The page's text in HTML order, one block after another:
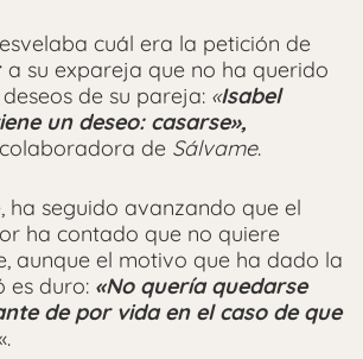
cuál era la petición de
a su expareja que no ha querido
de su pareja: «Isabel
un deseo: casarse»,
de Sálvame.
ha seguido avanzando que el
ha contado que no quiere
aunque el motivo que ha dado la
es duro: «No quería quedarse
de por vida en el caso de que